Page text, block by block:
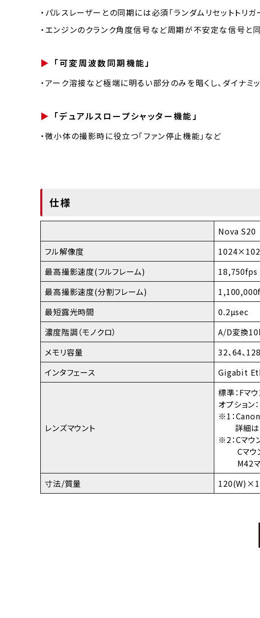
・パルスレーザーとの同期には必須「ランダムリセットトリガ
・エンジンのクランク角度信号など周期が不安定な信号と
「可変周波数同期機能」
・アーク溶接など極端に明るい部分のみを暗くし、ダイナミ
「デュアルスロープシャッター機能」
・微小体の撮影時に役立つ「ファン停止機能」など
仕様
Nova S20
フル解像度
最高撮影速度(フルフレーム)
18,750fps
最高撮影速度(分割フレーム)
最短露光時間
0.2µsec
濃度階調（モノクロ）
A/D変換
メモリ容量
32、64、
インタフェース
Gigabit
レンズマウント
標準：Fマウ
オプション
※1：Canon
詳細はお
※2：Cマウ
Cマウン
M42マウ
寸法/質量